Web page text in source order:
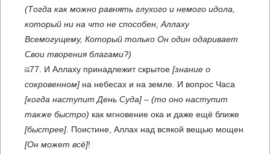
(Тогда как можно равнять глухого и немого идола,
который ни на что не способен, Аллаху
Всемогущему, Который только Он один одаривает
Свои творения благами?)
77. И Аллаху принадлежит скрытое [знание о
сокровенном] на небесах и на земле. И вопрос Часа
[когда наступит День Суда] – (то оно наступит
также быстро) как мгновение ока и даже ещё ближе
[быстрее] . Поис­тине, Аллах над всякой вещью мощен
[Он может всё]!